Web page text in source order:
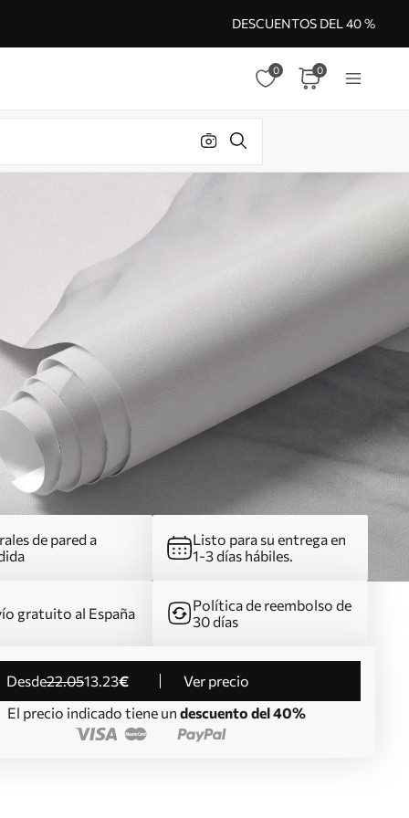
DESCUENTOS DEL 40 %
0 0
de pared a
Listo para su entrega en
1-3 días hábiles.
gratuito al España
Política de reembolso de
30 días
desde22.0513.23€
Ver precio
El precio indicado tiene un descuento del 40%